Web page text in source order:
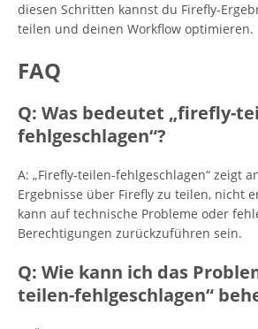
diesen Schritten kannst du Firefly-
teilen und deinen Workflow optimieren.
FAQ
Q: Was bedeutet „firefly-
fehlgeschlagen“?
A: „Firefly-teilen-fehlgeschlagen“ zeigt
Ergebnisse über Firefly zu teilen, nicht
kann auf technische Probleme oder
Berechtigungen zurückzuführen sein.
Q: Wie kann ich das
teilen-fehlgeschlagen“